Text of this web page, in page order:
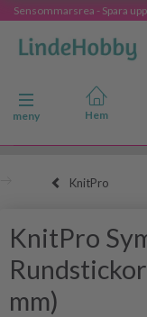
Sensommarsrea - Spara
Ändra navigering
meny
KnitPro
KnitPro
mm)